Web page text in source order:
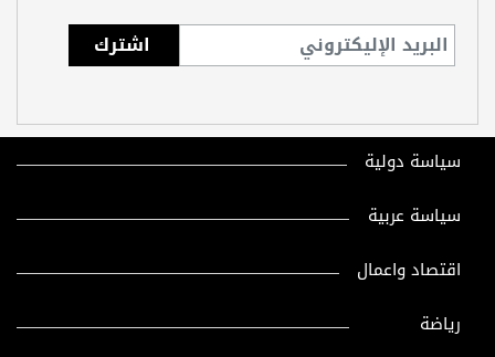
سياسة دولية
سياسة عربية
اقتصاد واعمال
رياضة